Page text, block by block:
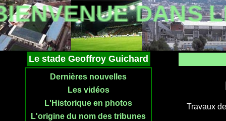
DANS
Le stade Geoffroy Guichard
Dernières nouvelles
Les vidéos
L'Historique en photos
L'origine du nom des tribunes
Travaux